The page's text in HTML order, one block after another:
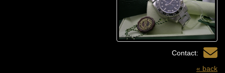
Contact:
« back